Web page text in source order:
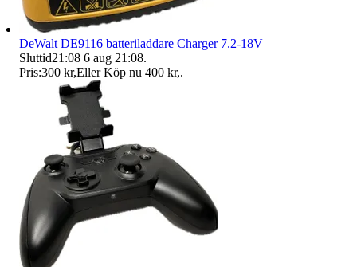
DeWalt DE9116 batteriladdare Charger 7.2-18V
Sluttid21:08 6 aug 21:08.
Pris:300 kr,Eller Köp nu 400 kr,.